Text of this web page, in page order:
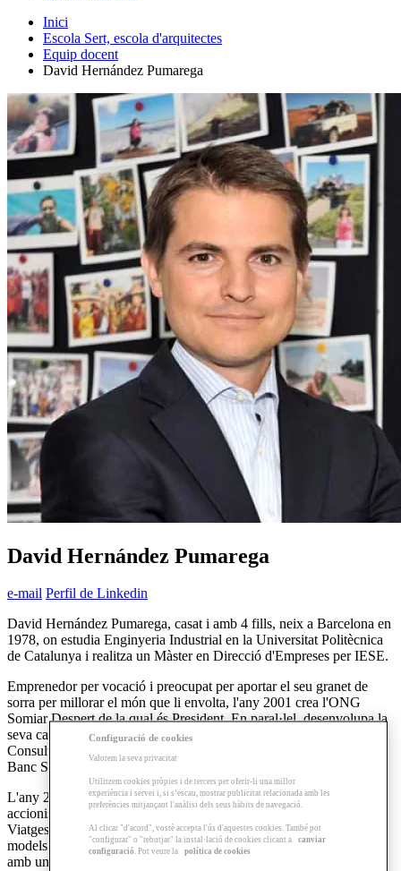
Inici
Escola Sert, escola d'arquitectes
Equip docent
David Hernández Pumarega
David Hernández Pumarega
e-mail Perfil de Linkedin
David Hernández Pumarega, casat i amb 4 fills, neix a Barcelona en
1978, on estudia Enginyeria Industrial en la Universitat Politècnica
de Catalunya i realitza un Màster en Direcció d'Empreses per IESE.
Emprenedor per vocació i preocupat per aportar el seu granet de
sorra per millorar el món que li envolta, l'any 2001 crea l'ONG
Somiar Despert de la qual és President. En paral·lel, desenvolupa la
seva carrera professional en els àmbits de la Banca d'Inversió i la
Consultoria Estratègica en companyies com Accenture, Mckinsey i
Banc Santander.
L'any 2014, fongui Pangea - The Travel Store, de la qual és màxim
accionista i Conseller Delegat. Un nou concepte d'Agència de
Viatges que pretèn revolucionar i conquerir el seu sector replicant
models d'èxit de grans “retailers” com Ikea, Decathlon o Zara, però
amb una plataforma totalment omnicanal.
Configuració de cookies
Valorem la seva privacitat
Utilitzem cookies pròpies i de tercers per oferir-li una millor
experiència i servei i, si s’escau, mostrar publicitat relacionada amb les
preferències mitjançant l'anàlisi dels seus hàbits de navegació.
Al clicar "d'acord", vostè accepta l'ús d'aquestes cookies. També pot
"configurar" o "rebutjar" la instal·lació de cookies clicant a
canviar
configuració . Pot veure la política de cookies